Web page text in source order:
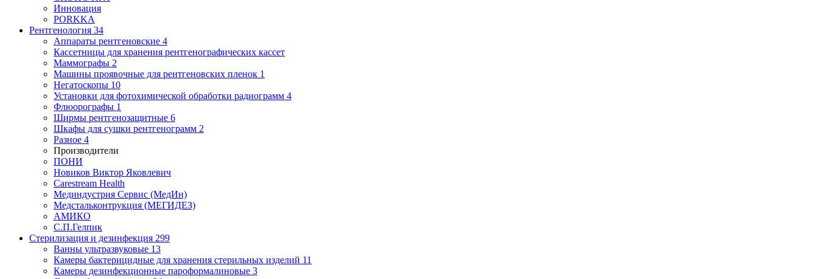
Инновация
PORKKA
Рентгенология 34
Аппараты рентгеновские 4
Кассетницы для хранения рентгенографических кассет
Маммографы 2
Машины проявочные для рентгеновских пленок 1
Негатоскопы 10
Установки для фотохимической обработки радиограмм 4
Флюорографы 1
Ширмы рентгенозащитные 6
Шкафы для сушки рентгенограмм 2
Разное 4
Производители
ПОНИ
Новиков Виктор Яковлевич
Carestream Health
Мединдустрия Сервис (МедИн)
Медстальконтрукция (МЕГИДЕЗ)
АМИКО
С.П.Гелпик
Стерилизация и дезинфекция 299
Ванны ультразвуковые 13
Камеры бактерицидные для хранения стерильных изделий 11
Камеры дезинфекционные пароформалиновые 3